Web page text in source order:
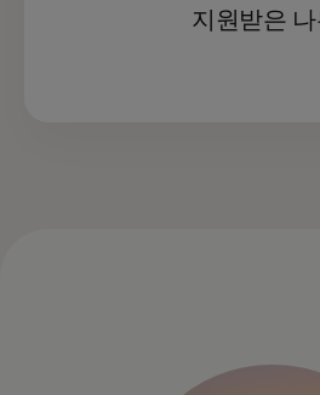
지원받은